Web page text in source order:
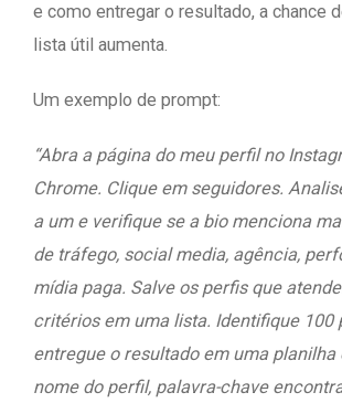
e como entregar o resultado, a chance
lista útil aumenta.
Um exemplo de prompt:
“Abra a página do meu perfil no
Chrome. Clique em seguidores.
a um e verifique se a bio menciona
de tráfego, social media, agência,
mídia paga. Salve os perfis que
critérios em uma lista. Identifique 100
entregue o resultado em uma planilha
nome do perfil, palavra-chave